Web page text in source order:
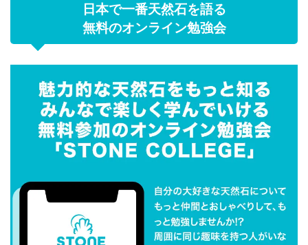
日本で一番天然石を語る
無料のオンライン勉強会